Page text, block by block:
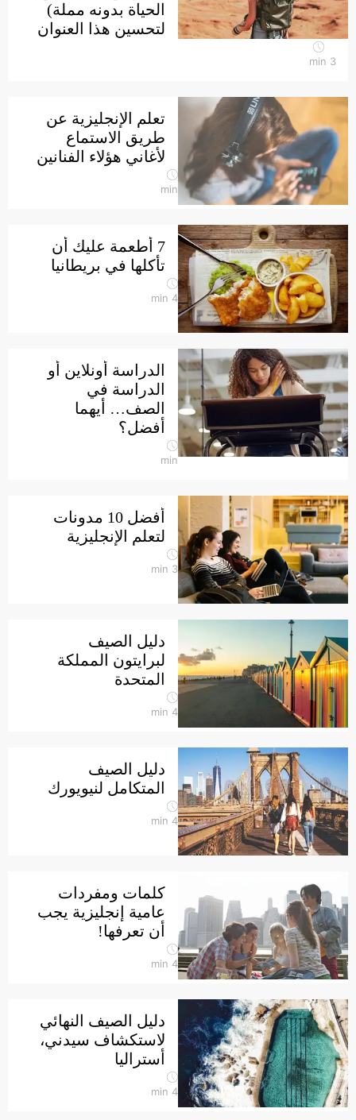
الحياة بدونه مملة)
لتحسين هذا العنوان
3
min
تعلم الإنجليزية عن
طريق الاستماع
لأغاني هؤلاء الفنانين
min
7 أطعمة عليك أن
تأكلها في بريطانيا
4
min
الدراسة أونلاين أو
الدراسة في
الصف… أيهما
أفضل؟
min
أفضل 10 مدونات
لتعلم الإنجليزية
3
min
دليل الصيف
لبرايتون المملكة
المتحدة
4
min
دليل الصيف
المتكامل لنيويورك
4
min
كلمات ومفردات
عامية إنجليزية يجب
أن تعرفها!
4
min
دليل الصيف النهائي
لاستكشاف سيدني،
أستراليا
4
min